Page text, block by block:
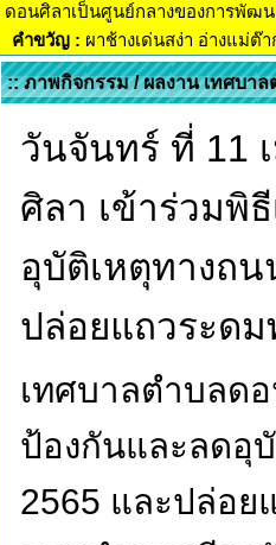
ดอนศิลาเป็นศูนย์กลางของการพัฒ
คำขวัญ : ผาช้างเด่นสง่า อ่างแม่ต๊
:: ภาพกิจกรรม / ผลงาน เทศบา
วันจันทร์ ที่ 11
ศิลา เข้าร่วมพิ
อุบัติเหตุทางถ
ปล่อยแถวระด
เทศบาลตำบลด
ป้องกันและลดอุ
2565 และปล่อย